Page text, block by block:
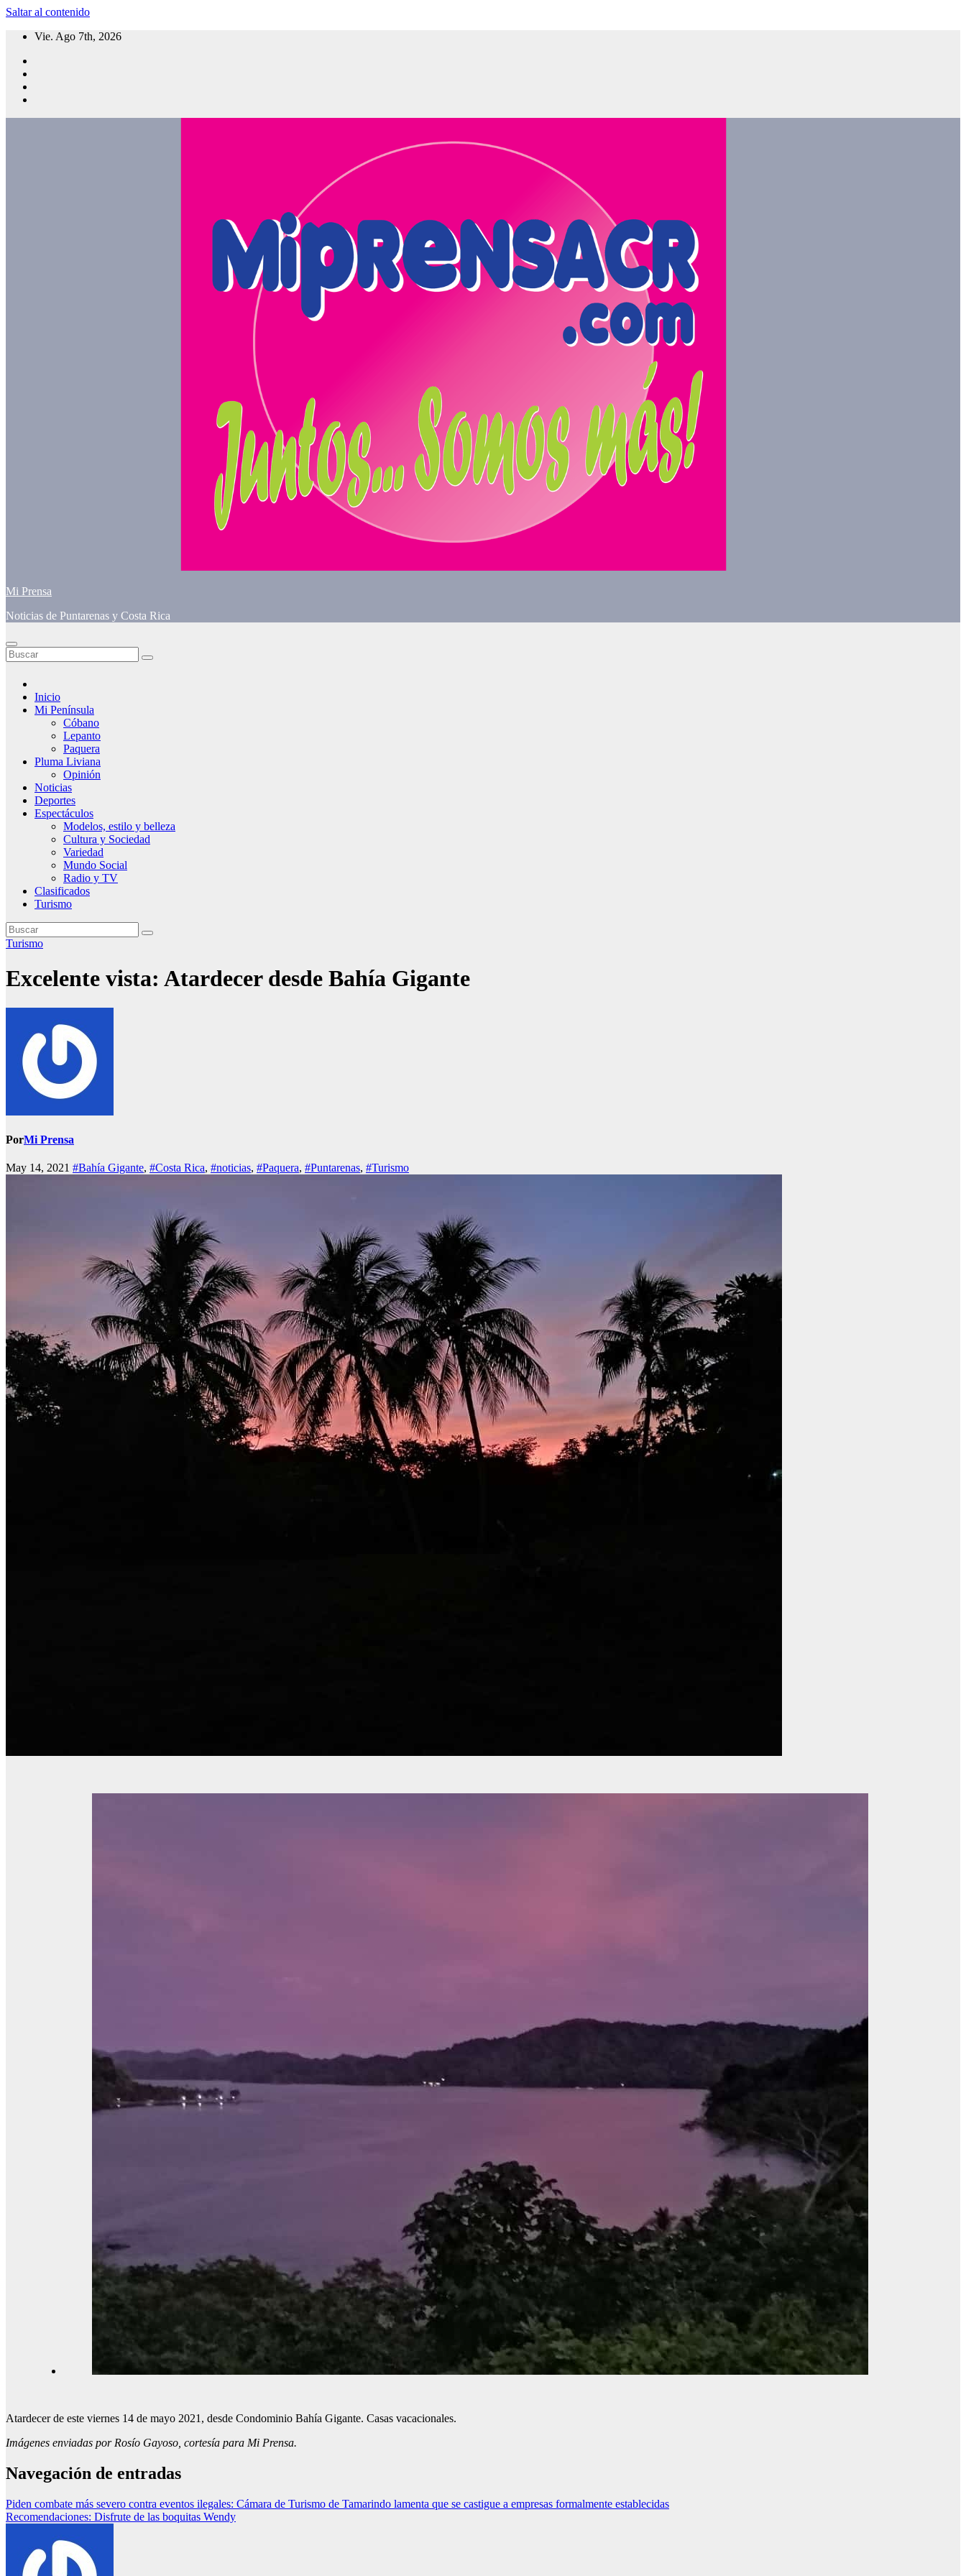
Saltar al contenido
Vie. Ago 7th, 2026
Mi Prensa
Noticias de Puntarenas y Costa Rica
Inicio
Mi Península
Cóbano
Lepanto
Paquera
Pluma Liviana
Opinión
Noticias
Deportes
Espectáculos
Modelos, estilo y belleza
Cultura y Sociedad
Variedad
Mundo Social
Radio y TV
Clasificados
Turismo
Turismo
Excelente vista: Atardecer desde Bahía Gigante
PorMi Prensa
May 14, 2021 #Bahía Gigante, #Costa Rica, #noticias, #Paquera, #Puntarenas, #Turismo
Atardecer de este viernes 14 de mayo 2021, desde Condominio Bahía Gigante. Casas vacacionales.
Imágenes enviadas por Rosío Gayoso, cortesía para Mi Prensa.
Navegación de entradas
Piden combate más severo contra eventos ilegales: Cámara de Turismo de Tamarindo lamenta que se castigue a empresas formalmente establecidas
Recomendaciones: Disfrute de las boquitas Wendy